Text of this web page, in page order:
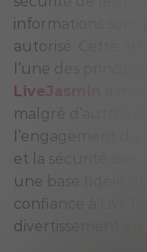
informations sont
autorisé. Cette
l’une des
LiveJasmin
a
malgré d’autres
l’engagement
et la sécurité des
une base fidèle
confiance à
divertissement en